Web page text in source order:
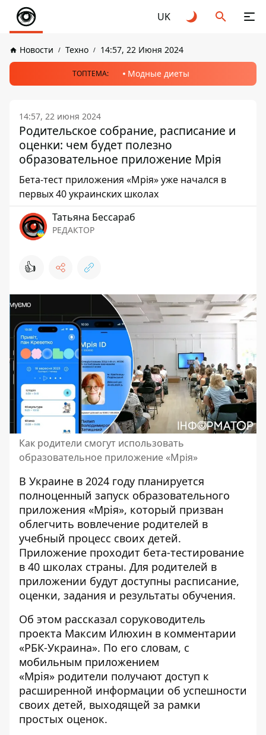
UK
Новости Техно 14:57, 22 Июня 2024
ТОПТЕМА: Модные диеты
14:57, 22 июня 2024
Родительское собрание, расписание и
оценки: чем будет полезно
образовательное приложение Мрія
Бета-тест приложения «Мрія» уже начался в
первых 40 украинских школах
Татьяна Бессараб
РЕДАКТОР
👍
Как родители смогут использовать
образовательное приложение «Мрія»
В Украине в 2024 году планируется
полноценный запуск образовательного
приложения «Мрія», который призван
облегчить вовлечение родителей в
учебный процесс своих детей.
Приложение проходит бета-тестирование
в 40 школах страны. Для родителей в
приложении будут доступны расписание,
оценки, задания и результаты обучения.
Об этом рассказал соруководитель
проекта Максим Илюхин в комментарии
«РБК-Украина». По его словам, с
мобильным приложением
«Мрія» родители получают доступ к
расширенной информации об успешности
своих детей, выходящей за рамки
простых оценок.